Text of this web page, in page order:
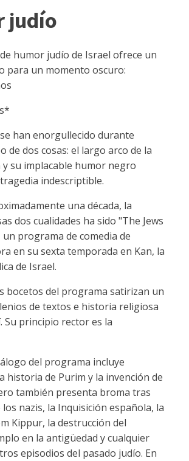
judío
humor judío de Israel ofrece un
para un momento oscuro:
han enorgullecido durante
de dos cosas: el largo arco de la
su implacable humor negro
indescriptible.
una década, la
dos cualidades ha sido "The Jews
programa de comedia de
en su sexta temporada en Kan, la
de Israel.
bocetos del programa satirizan un
de textos e historia religiosa
Su principio rector es la
del programa incluye
historia de Purim y la invención de
también presenta broma tras
nazis, la Inquisición española, la
Kippur, la destrucción del
en la antigüedad y cualquier
episodios del pasado judío. En